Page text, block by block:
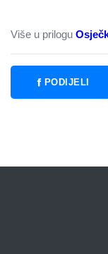
Više u prilogu
PODIJELI